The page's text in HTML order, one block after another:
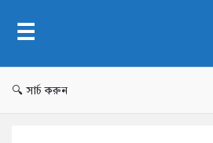
সার্চ করুন